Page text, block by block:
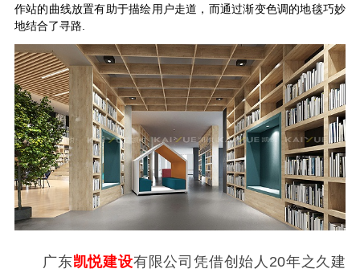
作站的曲线放置有助于描绘用户走道，而通过渐变色调的地毯巧妙
地结合了寻路.
广东凯悦建设有限公司凭借创始人20年之久建